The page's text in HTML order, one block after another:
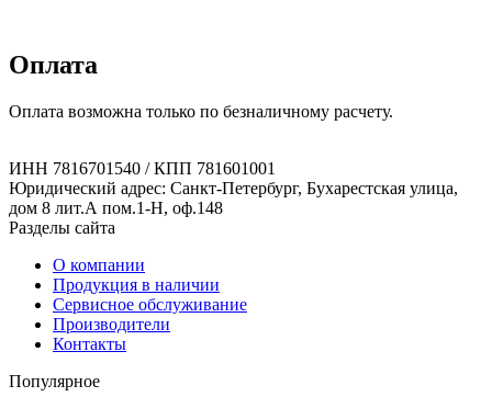
Оплата
Оплата возможна только по безналичному расчету.
ИНН 7816701540 / КПП 781601001
Юридический адрес: Санкт-Петербург, Бухарестская улица,
дом 8 лит.А пом.1-Н, оф.148
Разделы сайта
О компании
Продукция в наличии
Сервисное обслуживание
Производители
Контакты
Популярное